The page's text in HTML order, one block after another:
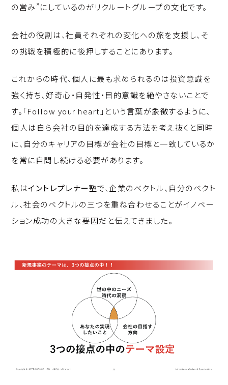
の営み”にしているのがリクルートグループの文化です。
会社の役割は、社員それぞれの変化への旅を支援し、そ
の挑戦を積極的に後押しすることにあります。
これからの時代、個人に最も求められるのは投資意識を
強く持ち、好奇心・自発性・目的意識を絶やさないことで
す。「Follow your heart」という言葉が象徴するように、
個人は自ら会社の目的を達成する方法を考え抜くと同時
に、自分のキャリアの目標が会社の目標と一致しているか
を常に自問し続ける必要があります。
私はイントレプレナー塾で、企業のベクトル、自分のベクト
ル、社会のベクトルの三つを重ね合わせることがイノベー
ション成功の大きな要因だと伝えてきました。